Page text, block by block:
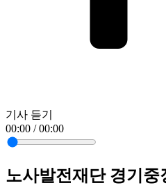
기사 듣기
00:00 / 00:00
노사발전재단 경기중